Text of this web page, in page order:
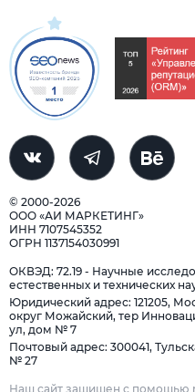
© 2000-2026
ООО «АИ МАРКЕТИНГ»
ИНН 7107545352
ОГРН 1137154030991
ОКВЭД: 72.19 - Научные
естественных и технических
Юридический адрес: 121205,
округ Можайский, тер
ул, дом № 7
Почтовый адрес: 300041,
№ 27
Наш сайт защищен с помощью